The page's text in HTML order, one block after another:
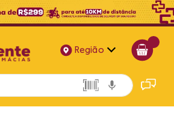
Região
Alagoas
Bahia